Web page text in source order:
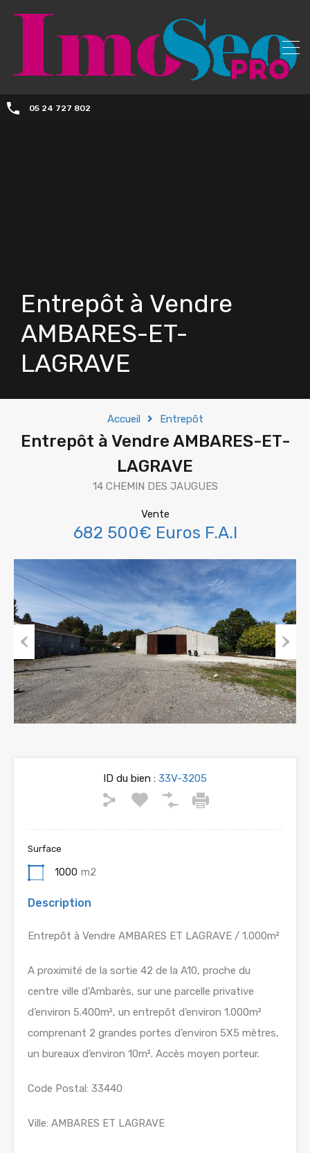
05 24 727 802
Entrepôt à Vendre
AMBARES-ET-
LAGRAVE
Accueil Entrepôt
Entrepôt à Vendre AMBARES-ET-
LAGRAVE
14 CHEMIN DES JAUGUES
Vente
682 500€ Euros F.A.I
Previous Next
ID du bien : 33V-3205
Surface
1000 m2
Description
Entrepôt à Vendre AMBARES ET LAGRAVE / 1.000m²
A proximité de la sortie 42 de la A10, proche du
centre ville d’Ambarès, sur une parcelle privative
d’environ 5.400m², un entrepôt d’environ 1.000m²
comprenant 2 grandes portes d’environ 5X5 mètres,
un bureaux d’environ 10m². Accès moyen porteur.
Code Postal: 33440
Ville: AMBARES ET LAGRAVE